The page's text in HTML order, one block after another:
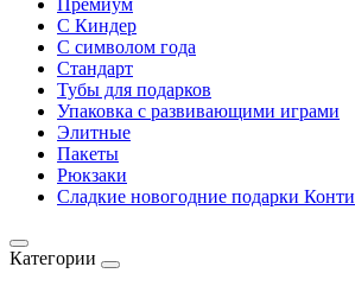
С Киндер
С символом года
Стандарт
Тубы для подарков
Упаковка с развивающими играми
Элитные
Пакеты
Рюкзаки
Сладкие новогодние подарки Конти
Категории